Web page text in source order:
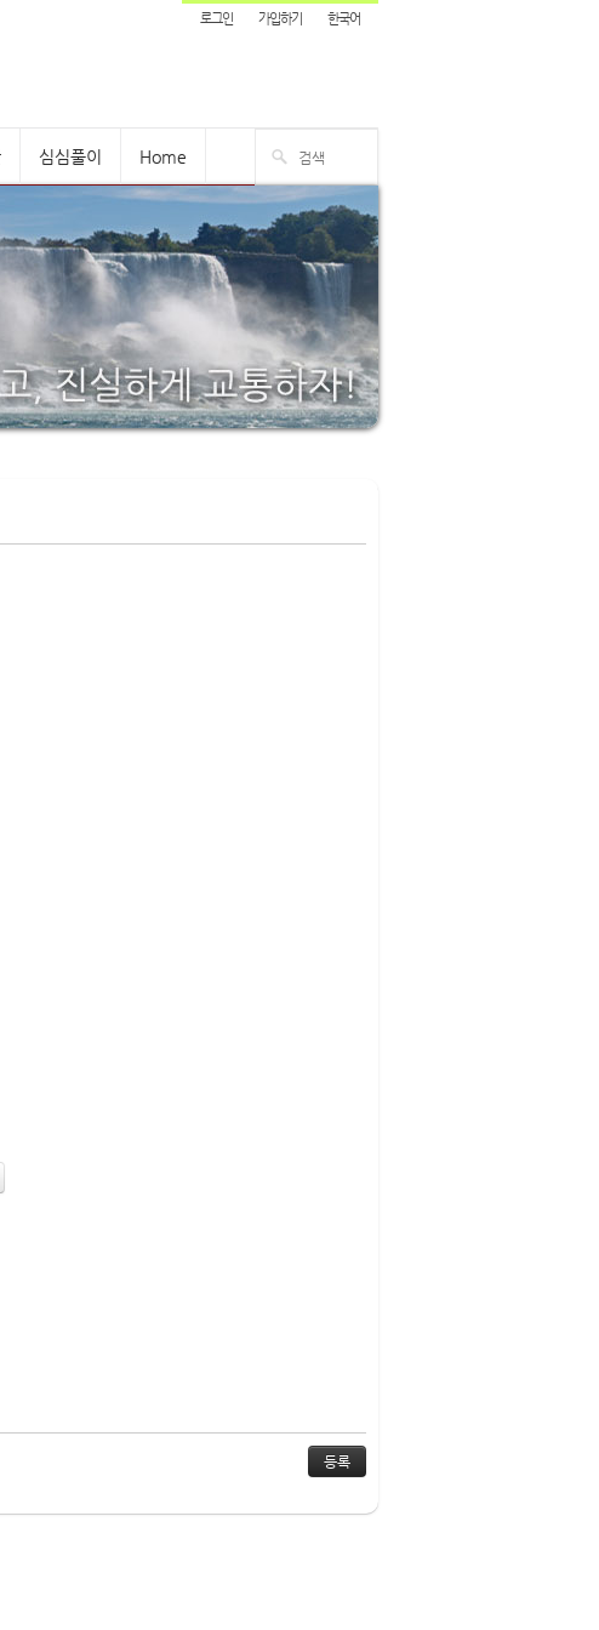
로그인 가입하기 한국어
심심풀이 Home